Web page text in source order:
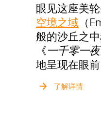
眼见这座美
空境之域（
般的沙丘之
《一千零一夜
地呈现在眼
尔萨拉沙漠
的葱茏绿洲
了解详情